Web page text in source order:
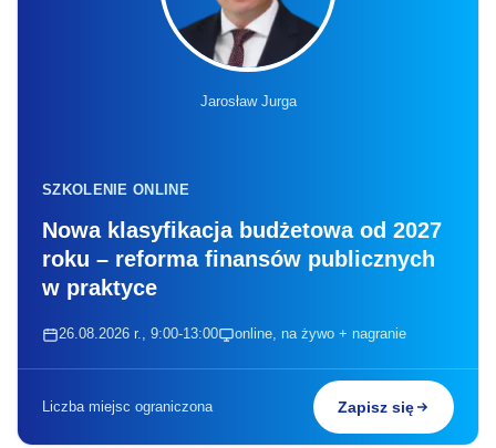
Jarosław Jurga
SZKOLENIE ONLINE
Nowa klasyfikacja budżetowa od 2027
roku – reforma finansów publicznych
w praktyce
26.08.2026 r., 9:00-13:00 online, na żywo + nagranie
Liczba miejsc ograniczona Zapisz się